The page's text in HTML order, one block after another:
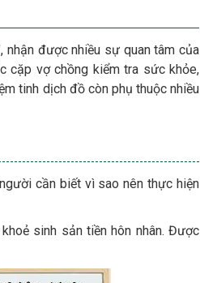
nhận được nhiều sự quan tâm của
cặp vợ chồng kiểm tra sức khỏe,
tinh dịch đồ còn phụ thuộc nhiều
cần biết vì sao nên thực hiện
sinh sản tiền hôn nhân. Được